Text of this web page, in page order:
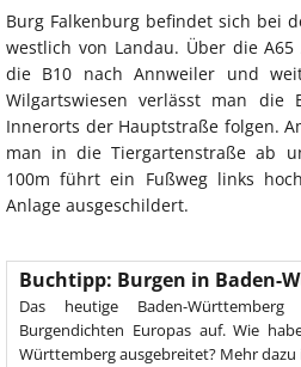
Burg Falkenburg befindet sich bei
westlich von Landau. Über die A65
die B10 nach Annweiler und
Wilgartswiesen verlässt man
Innerorts der Hauptstraße folgen.
man in die Tiergartenstraße ab
100m führt ein Fußweg links
Anlage ausgeschildert.
Buchtipp: Burgen in Baden-
Das heutige Baden-
Burgendichten Europas auf. Wie
Württemberg ausgebreitet? Mehr dazu